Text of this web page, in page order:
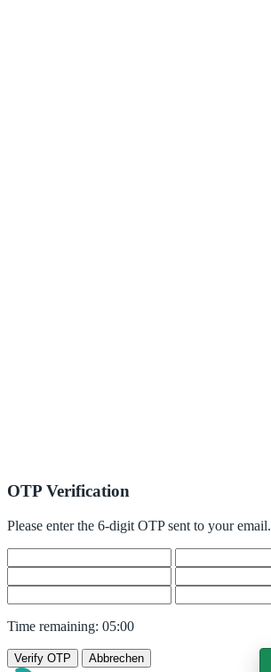
OTP Verification
Please enter the 6-digit OTP sent to your email.
Time remaining: 05:00
Verify OTP Abbrechen